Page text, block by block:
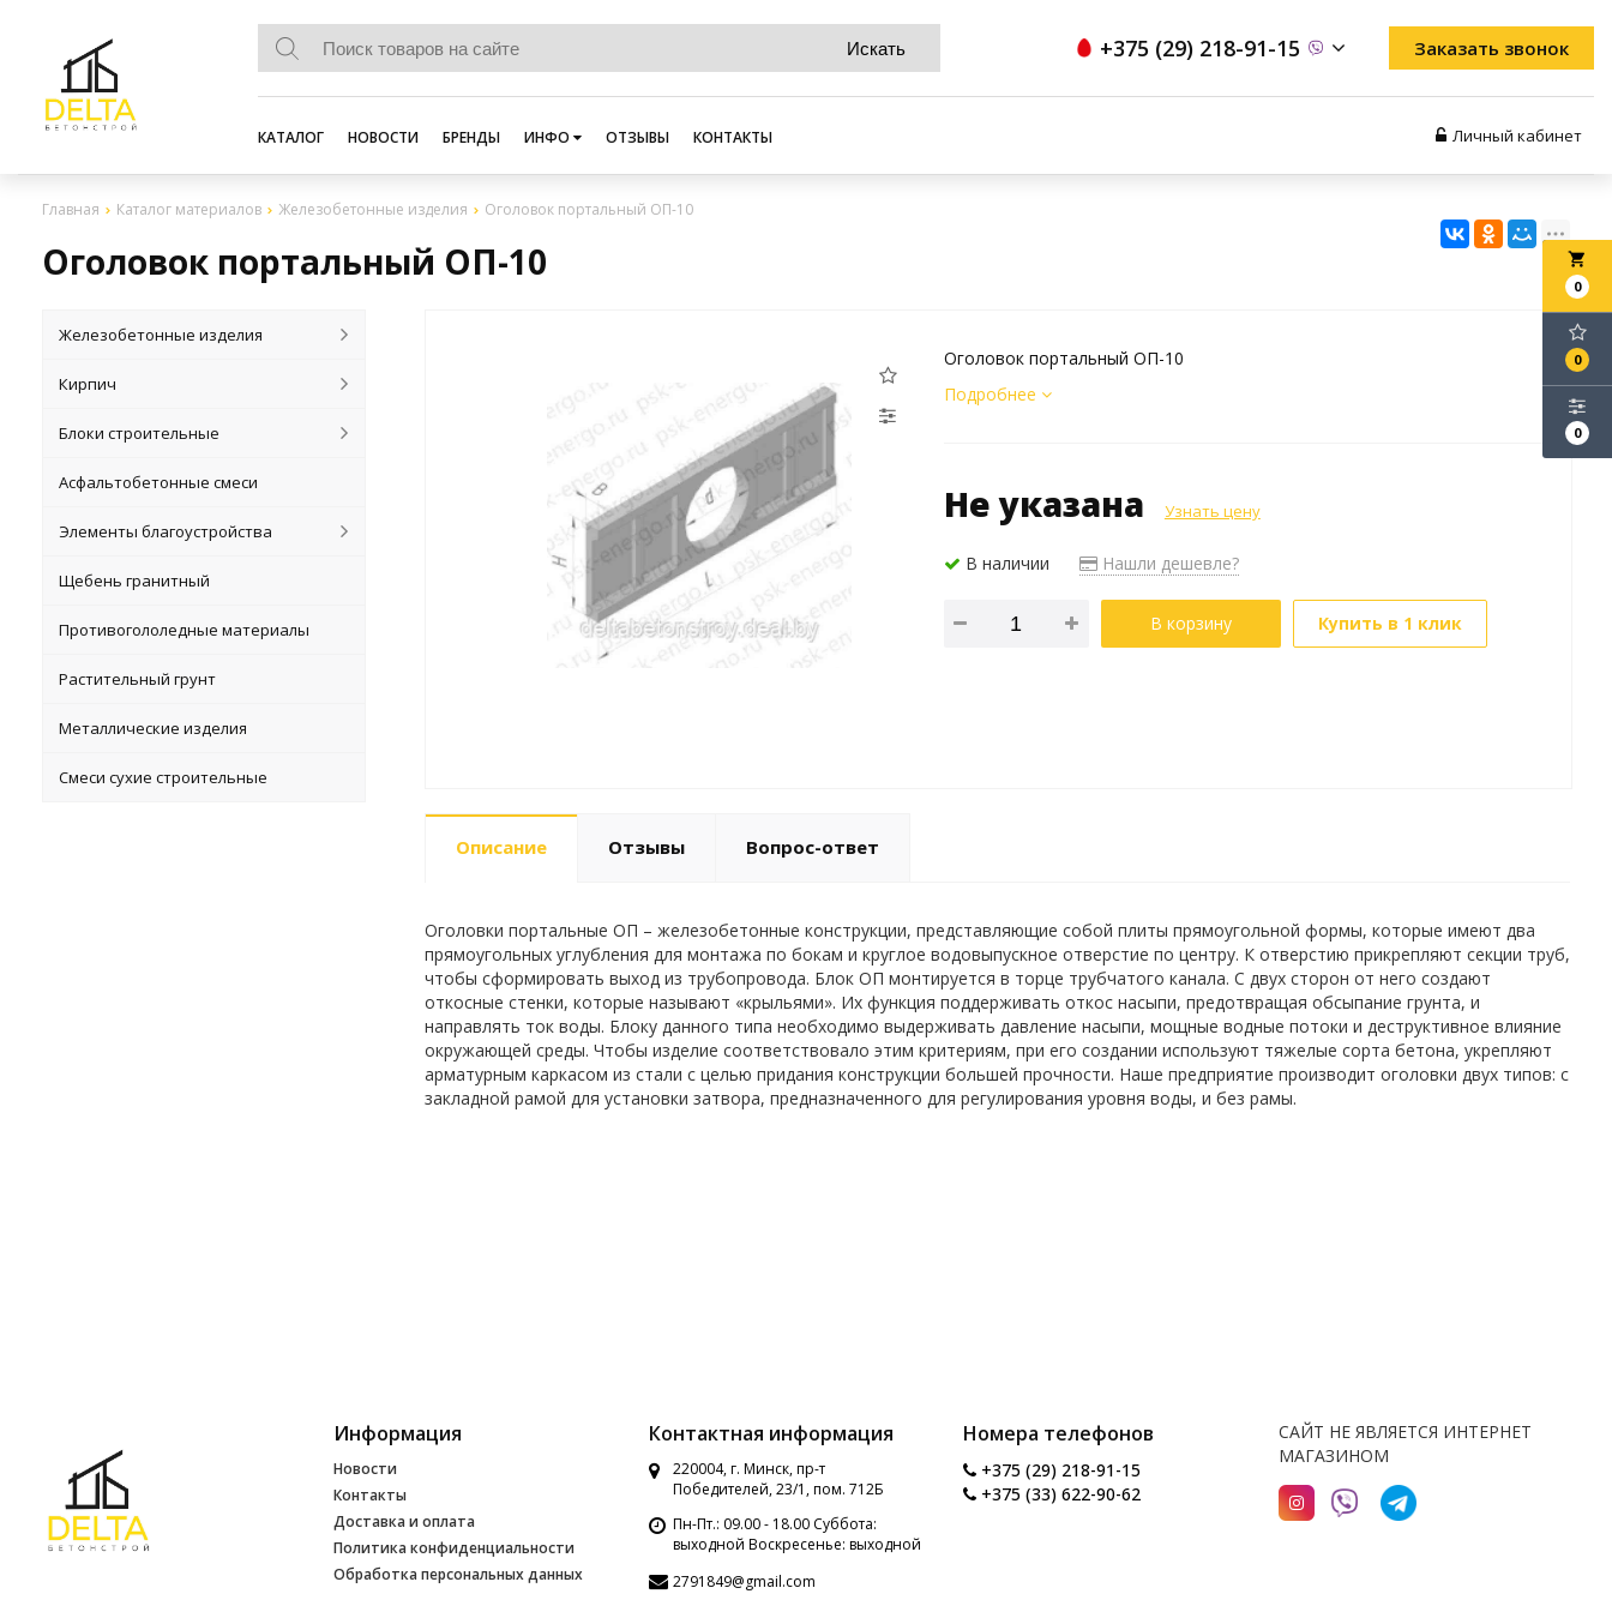
+375 (29) 218-91-15 Заказать звонок
КАТАЛОГ НОВОСТИ БРЕНДЫ ИНФО ОТЗЫВЫ КОНТАКТЫ Личный кабинет
Главная Каталог материалов Железобетонные изделия Оголовок портальный ОП-10
Оголовок портальный ОП-10 local_grocery_store
0
0
0
Железобетонные изделия
Кирпич
Блоки строительные
Асфальтобетонные смеси
Элементы благоустройства
Щебень гранитный
Противогололедные материалы
Растительный грунт
Металлические изделия
Смеси сухие строительные
Оголовок портальный ОП-10
Подробнее
Не указана Узнать цену
В наличии Нашли дешевле?
В корзину Купить в 1 клик
Описание Отзывы Вопрос-ответ
Оголовки портальные ОП – железобетонные конструкции, представляющие собой плиты прямоугольной формы, которые имеют два
прямоугольных углубления для монтажа по бокам и круглое водовыпускное отверстие по центру. К отверстию прикрепляют секции труб,
чтобы сформировать выход из трубопровода. Блок ОП монтируется в торце трубчатого канала. С двух сторон от него создают
откосные стенки, которые называют «крыльями». Их функция поддерживать откос насыпи, предотвращая обсыпание грунта, и
направлять ток воды. Блоку данного типа необходимо выдерживать давление насыпи, мощные водные потоки и деструктивное влияние
окружающей среды. Чтобы изделие соответствовало этим критериям, при его создании используют тяжелые сорта бетона, укрепляют
арматурным каркасом из стали с целью придания конструкции большей прочности. Наше предприятие производит оголовки двух типов: с
закладной рамой для установки затвора, предназначенного для регулирования уровня воды, и без рамы.
Информация
Новости
Контакты
Доставка и оплата
Политика конфиденциальности
Обработка персональных данных
Контактная информация
220004, г. Минск, пр-т
Победителей, 23/1, пом. 712Б
Пн-Пт.: 09.00 - 18.00 Суббота:
выходной Воскресенье: выходной
2791849@gmail.com
Номера телефонов
+375 (29) 218-91-15
+375 (33) 622-90-62
САЙТ НЕ ЯВЛЯЕТСЯ ИНТЕРНЕТ
МАГАЗИНОМ